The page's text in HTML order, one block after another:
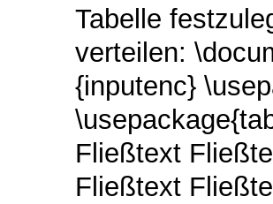
Tabelle
verteilen:
{inputenc}
Fließtext
Fließtext